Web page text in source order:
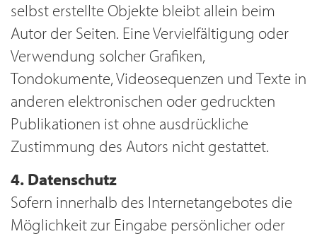
selbst erstellte Objekte bleibt allein beim
Autor der Seiten. Eine Vervielfältigung oder
Verwendung solcher Grafiken,
Tondokumente, Videosequenzen und Texte in
anderen elektronischen oder gedruckten
Publikationen ist ohne ausdrückliche
Zustimmung des Autors nicht gestattet.
4. Datenschutz
Sofern innerhalb des Internetangebotes die
Möglichkeit zur Eingabe persönlicher oder